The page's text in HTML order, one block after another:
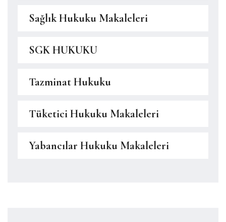
Sağlık Hukuku Makaleleri
SGK HUKUKU
Tazminat Hukuku
Tüketici Hukuku Makaleleri
Yabancılar Hukuku Makaleleri